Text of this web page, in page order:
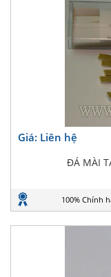
Giá: Liên hệ
ĐÁ MÀI
100% Chính